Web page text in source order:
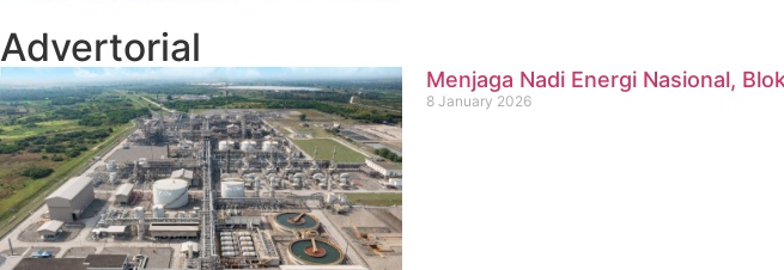
Advertorial
Menjaga Nadi Energi Nasional,
8 January 2026